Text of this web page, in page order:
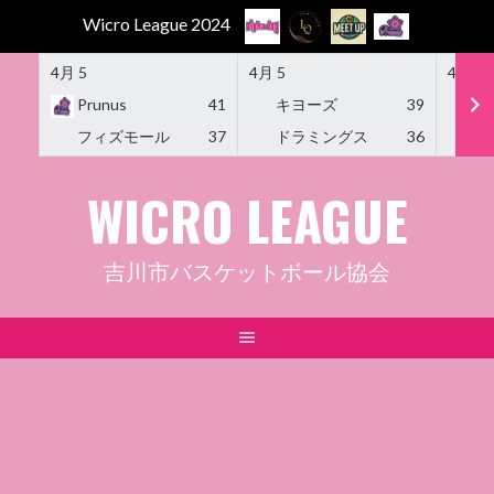
Wicro League 2024
4月 5
Prunus
41
フィズモール
37
4月 5
キヨーズ
39
ドラミングス
36
4月 5
WICRO LEAGUE
吉川市バスケットボール協会